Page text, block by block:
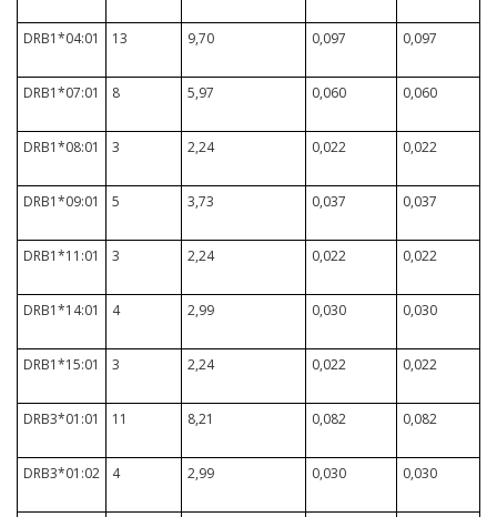
DRB1*04:01 13 9,70 0,097 0,097
DRB1*07:01 8 5,97 0,060 0,060
DRB1*08:01 3 2,24 0,022 0,022
DRB1*09:01 5 3,73 0,037 0,037
DRB1*11:01 3 2,24 0,022 0,022
DRB1*14:01 4 2,99 0,030 0,030
DRB1*15:01 3 2,24 0,022 0,022
DRB3*01:01 11 8,21 0,082 0,082
DRB3*01:02 4 2,99 0,030 0,030